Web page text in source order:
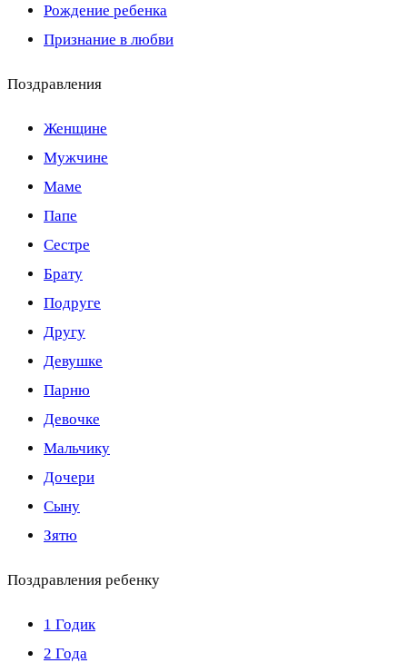
Рождение ребенка
Признание в любви
Поздравления
Женщине
Мужчине
Маме
Папе
Сестре
Брату
Подруге
Другу
Девушке
Парню
Девочке
Мальчику
Дочери
Сыну
Зятю
Поздравления ребенку
1 Годик
2 Года